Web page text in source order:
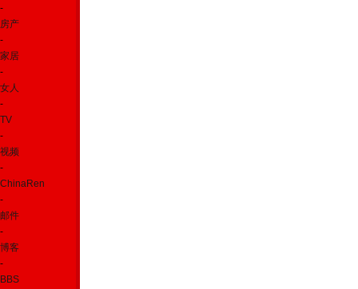
-
房产
-
家居
-
女人
-
TV
-
视频
-
ChinaRen
-
邮件
-
博客
-
BBS